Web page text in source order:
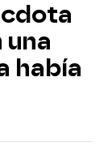
una
había